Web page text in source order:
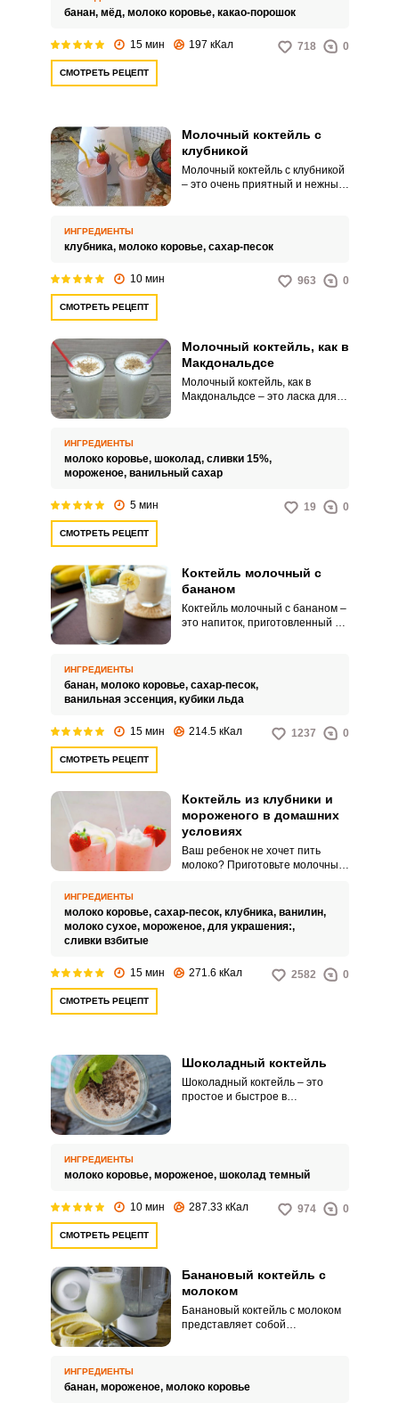
сможет приготовить в домашних
условиях.
банан, мёд, молоко коровье, какао-порошок
15 мин 197 кКал 718 0
СМОТРЕТЬ РЕЦЕПТ
Молочный коктейль с
клубникой
Молочный коктейль с клубникой
– это очень приятный и нежный
считанные минуты и всего из
трех ингредиентов.
ИНГРЕДИЕНТЫ
клубника, молоко коровье, сахар-песок
10 мин 963 0
СМОТРЕТЬ РЕЦЕПТ
Молочный коктейль, как в
Макдональдсе
Молочный коктейль, как в
Макдональдсе – это ласка для
добавками, он станет
прекрасным завершением
любого обеда.
ИНГРЕДИЕНТЫ
молоко коровье, шоколад, сливки 15%,
мороженое, ванильный сахар
5 мин 19 0
СМОТРЕТЬ РЕЦЕПТ
Коктейль молочный с
бананом
Коктейль молочный с бананом –
это напиток, приготовленный на
гладкую и кремовую текстуру с
помощью блендера, а иногда
добавляют сахар или другие
вкуса.
ИНГРЕДИЕНТЫ
банан, молоко коровье, сахар-песок,
ванильная эссенция, кубики льда
15 мин 214.5 кКал 1237 0
СМОТРЕТЬ РЕЦЕПТ
Коктейль из клубники и
мороженого в домашних
условиях
Ваш ребенок не хочет пить
молоко? Приготовьте молочный
минут и полезный, вкусный,
питательный напиток в
ИНГРЕДИЕНТЫ
молоко коровье, сахар-песок, клубника, ванилин,
молоко сухое, мороженое, для украшения:,
сливки взбитые
15 мин 271.6 кКал 2582 0
СМОТРЕТЬ РЕЦЕПТ
Шоколадный коктейль
Шоколадный коктейль – это
простое и быстрое в
ИНГРЕДИЕНТЫ
молоко коровье, мороженое, шоколад темный
10 мин 287.33 кКал 974 0
СМОТРЕТЬ РЕЦЕПТ
Банановый коктейль с
молоком
Банановый коктейль с молоком
представляет собой
лакомство готовится
максимально просто.
ИНГРЕДИЕНТЫ
банан, мороженое, молоко коровье